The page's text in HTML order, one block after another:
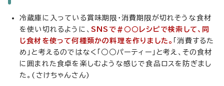
冷蔵庫に入っている賞味期限・消費期限が切れそうな食材
を使い切れるように、 SNSで#○○レシピで検索して、同
じ食材を使って何種類かの料理を作りました。 「消費するた
め」と考えるのではなく「○○パーティー」と考え、その食材
に囲まれた食卓を楽しむような感じで食品ロスを防ぎまし
た。(さけちゃんさん)